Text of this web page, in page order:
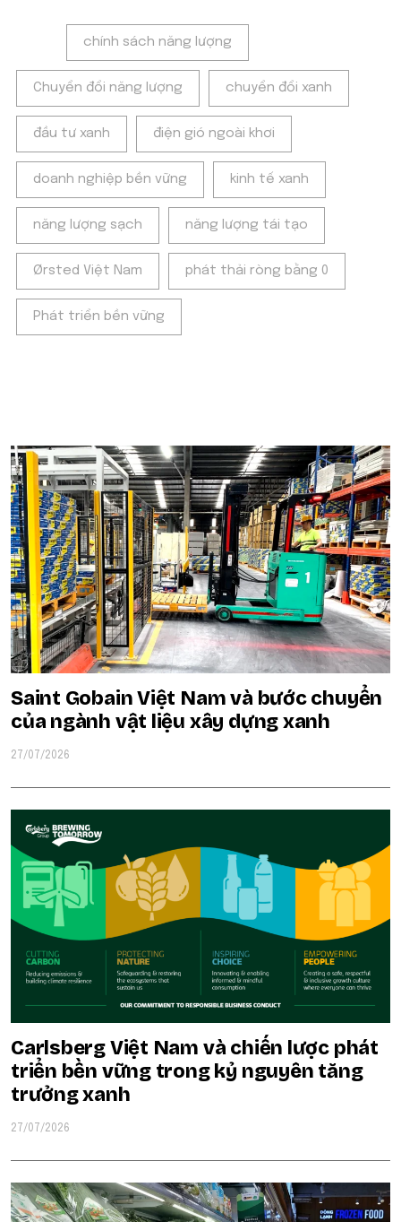
chính sách năng lượng
Chuyển đổi năng lượng chuyển đổi xanh
đầu tư xanh điện gió ngoài khơi
doanh nghiệp bền vững kinh tế xanh
năng lượng sạch năng lượng tái tạo
Ørsted Việt Nam phát thải ròng bằng 0
Phát triển bền vững
Saint Gobain Việt Nam và bước chuyển
của ngành vật liệu xây dựng xanh
27/07/2026
Carlsberg Việt Nam và chiến lược phát
triển bền vững trong kỷ nguyên tăng
trưởng xanh
27/07/2026